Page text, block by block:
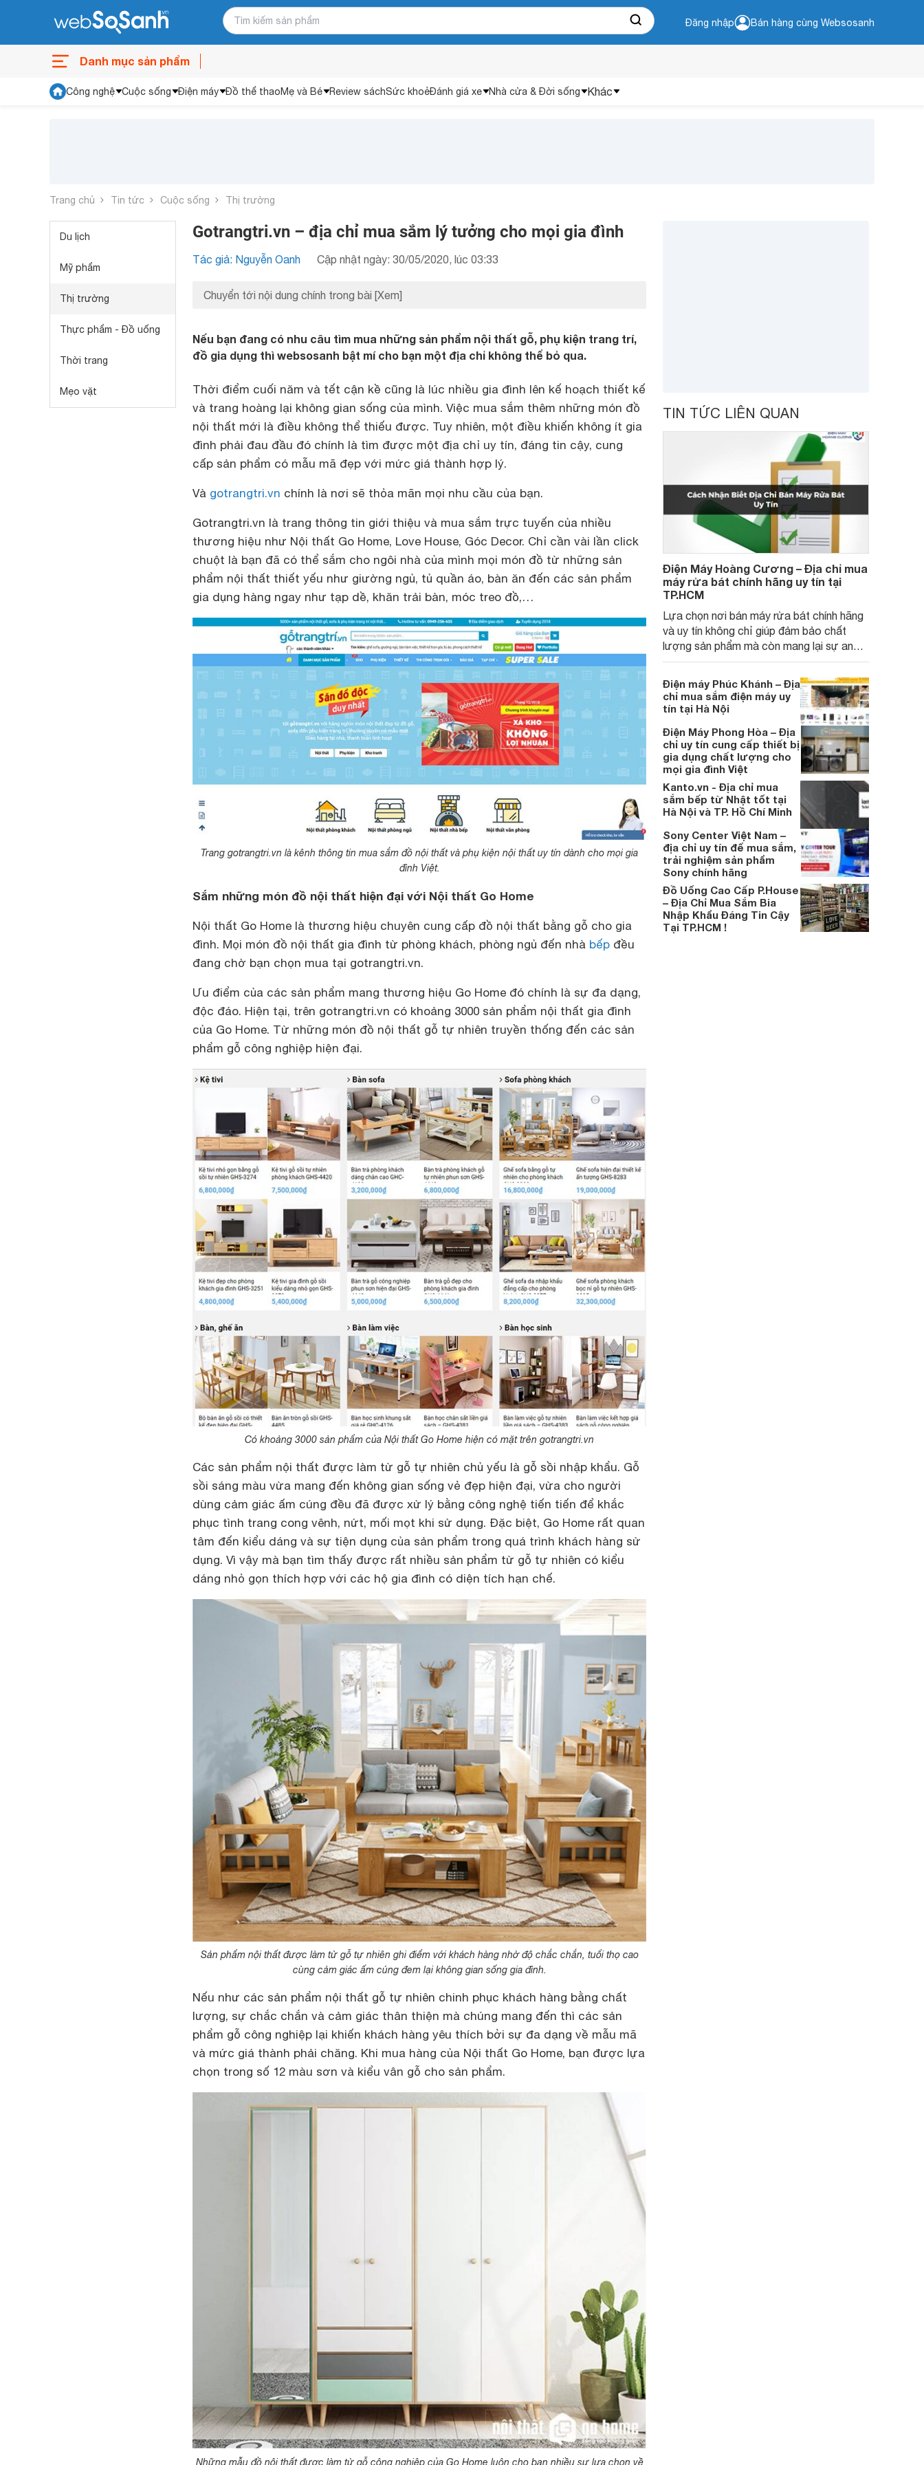
Đăng nhập Bán hàng cùng Websosanh
Danh mục sản phẩm
Công nghệ Cuộc sống Điện máy Đồ thể thaoMẹ và Bé Review sáchSức khoẻĐánh giá xe Nhà cửa & Đời sống Khác
Trang chủ Tin tức Cuộc sống Thị trường
Du lịch
Mỹ phẩm
Thị trường
Thực phẩm - Đồ uống
Thời trang
Mẹo vặt
Gotrangtri.vn – địa chỉ mua sắm lý tưởng cho mọi gia đình
Tác giả: Nguyễn Oanh Cập nhật ngày: 30/05/2020, lúc 03:33
Chuyển tới nội dung chính trong bài [Xem]
Nếu bạn đang có nhu câu tìm mua những sản phẩm nội thất gỗ, phụ kiện trang trí,
đồ gia dụng thì websosanh bật mí cho bạn một địa chỉ không thể bỏ qua.
Thời điểm cuối năm và tết cận kề cũng là lúc nhiều gia đình lên kế hoạch thiết kế
và trang hoàng lại không gian sống của mình. Việc mua sắm thêm những món đồ
nội thất mới là điều không thể thiếu được. Tuy nhiên, một điều khiến không ít gia
đình phải đau đầu đó chính là tìm được một địa chỉ uy tín, đáng tin cậy, cung
cấp sản phẩm có mẫu mã đẹp với mức giá thành hợp lý.
Và gotrangtri.vn chính là nơi sẽ thỏa mãn mọi nhu cầu của bạn.
Gotrangtri.vn là trang thông tin giới thiệu và mua sắm trực tuyến của nhiều
thương hiệu như Nội thất Go Home, Love House, Góc Decor. Chỉ cần vài lần click
chuột là bạn đã có thể sắm cho ngôi nhà của mình mọi món đồ từ những sản
phẩm nội thất thiết yếu như giường ngủ, tủ quần áo, bàn ăn đến các sản phẩm
gia dụng hàng ngay như tạp dề, khăn trải bàn, móc treo đồ,…
Trang gotrangtri.vn là kênh thông tin mua sắm đồ nội thất và phụ kiện nội thất uy tín dành cho mọi gia
đình Việt.
Sắm những món đồ nội thất hiện đại với Nội thất Go Home
Nội thất Go Home là thương hiệu chuyên cung cấp đồ nội thất bằng gỗ cho gia
đình. Mọi món đồ nội thất gia đình từ phòng khách, phòng ngủ đến nhà bếp đều
đang chờ bạn chọn mua tại gotrangtri.vn.
Ưu điểm của các sản phẩm mang thương hiệu Go Home đó chính là sự đa dạng,
độc đáo. Hiện tại, trên gotrangtri.vn có khoảng 3000 sản phẩm nội thất gia đình
của Go Home. Từ những món đồ nội thất gỗ tự nhiên truyền thống đến các sản
phẩm gỗ công nghiệp hiện đại.
Có khoảng 3000 sản phẩm của Nội thất Go Home hiện có mặt trên gotrangtri.vn
Các sản phẩm nội thất được làm từ gỗ tự nhiên chủ yếu là gỗ sồi nhập khẩu. Gỗ
sồi sáng màu vừa mang đến không gian sống vẻ đẹp hiện đại, vừa cho người
dùng cảm giác ấm cúng đều đã được xử lý bằng công nghệ tiến tiến để khắc
phục tình trang cong vênh, nứt, mối mọt khi sử dụng. Đặc biệt, Go Home rất quan
tâm đến kiểu dáng và sự tiện dụng của sản phẩm trong quá trình khách hàng sử
dụng. Vì vậy mà bạn tìm thấy được rất nhiều sản phẩm từ gỗ tự nhiên có kiểu
dáng nhỏ gọn thích hợp với các hộ gia đình có diện tích hạn chế.
Sản phẩm nội thất được làm từ gỗ tự nhiên ghi điểm với khách hàng nhờ độ chắc chắn, tuổi thọ cao
cùng cảm giác ấm cúng đem lại không gian sống gia đình.
Nếu như các sản phẩm nội thất gỗ tự nhiên chinh phục khách hàng bằng chất
lượng, sự chắc chắn và cảm giác thân thiện mà chúng mang đến thì các sản
phẩm gỗ công nghiệp lại khiến khách hàng yêu thích bởi sự đa dạng về mẫu mã
và mức giá thành phải chăng. Khi mua hàng của Nội thất Go Home, bạn được lựa
chọn trong số 12 màu sơn và kiểu vân gỗ cho sản phẩm.
Những mẫu đồ nội thất được làm từ gỗ công nghiệp của Go Home luôn cho bạn nhiều sự lựa chọn về
TIN TỨC LIÊN QUAN
Điện Máy Hoàng Cương – Địa chỉ mua
máy rửa bát chính hãng uy tín tại
TP.HCM
Lựa chọn nơi bán máy rửa bát chính hãng
và uy tín không chỉ giúp đảm bảo chất
lượng sản phẩm mà còn mang lại sự an
tâm trong quá trình sử dụng cũng như chế
độ bảo hành lâu dài. Vậy đâu là những địa
chỉ mua máy rửa bát đáng tin cậy tại
Thành phố Hồ Chí Minh mà người tiêu
Điện máy Phúc Khánh – Địa
chỉ mua sắm điện máy uy
tín tại Hà Nội
Điện Máy Phong Hòa – Địa
chỉ uy tín cung cấp thiết bị
gia dụng chất lượng cho
mọi gia đình Việt
Kanto.vn - Địa chỉ mua
sắm bếp từ Nhật tốt tại
Hà Nội và TP. Hồ Chí Minh
Sony Center Việt Nam –
địa chỉ uy tín để mua sắm,
trải nghiệm sản phẩm
Sony chính hãng
Đồ Uống Cao Cấp P.House
– Địa Chỉ Mua Sắm Bia
Nhập Khẩu Đáng Tin Cậy
Tại TP.HCM !